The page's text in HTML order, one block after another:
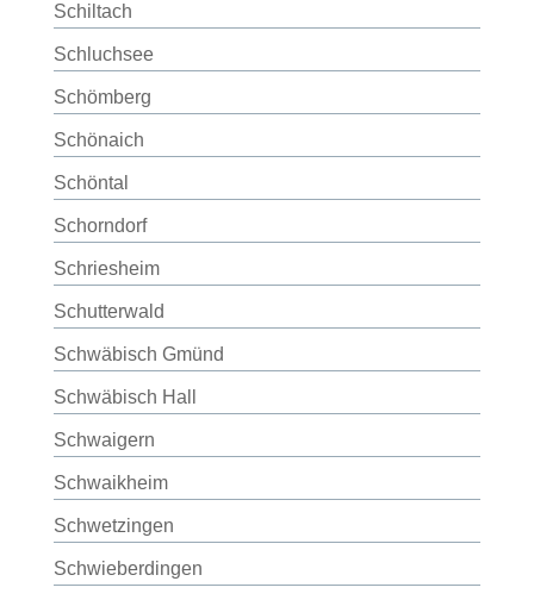
Schiltach
Schluchsee
Schömberg
Schönaich
Schöntal
Schorndorf
Schriesheim
Schutterwald
Schwäbisch Gmünd
Schwäbisch Hall
Schwaigern
Schwaikheim
Schwetzingen
Schwieberdingen